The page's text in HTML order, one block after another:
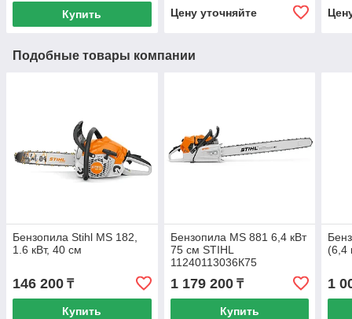
Купить Цену уточняйте
Подобные товары компании
Бензопила Stihl MS 182,
1.6 кВт, 40 см
146 200 ₸
Купить
Бензопила MS 881 6,4 кВт
75 см STIHL
11240113036К75
1 179 200₸
Купить
(6,4
1